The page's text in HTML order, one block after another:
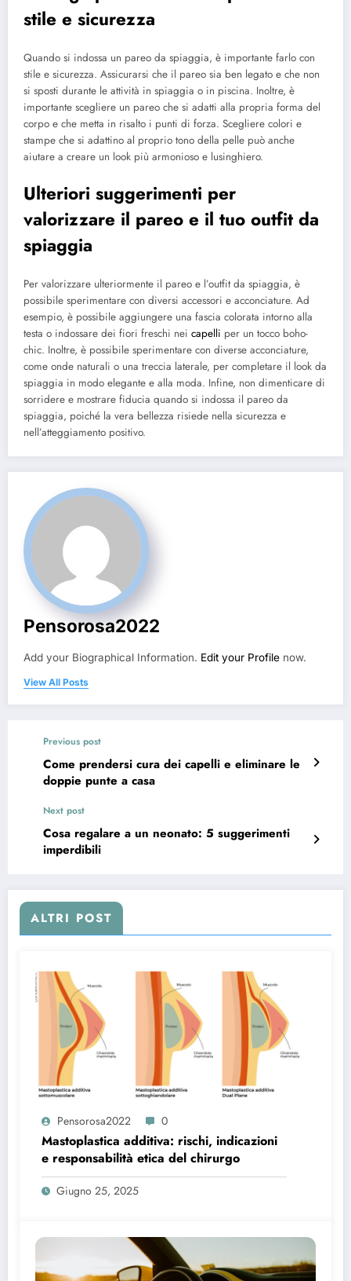
stile e sicurezza
Quando si indossa un pareo da spiaggia, è importante farlo con
stile e sicurezza. Assicurarsi che il pareo sia ben legato e che non
si sposti durante le attività in spiaggia o in piscina. Inoltre, è
importante scegliere un pareo che si adatti alla propria forma del
corpo e che metta in risalto i punti di forza. Scegliere colori e
stampe che si adattino al proprio tono della pelle può anche
aiutare a creare un look più armonioso e lusinghiero.
Ulteriori suggerimenti per
valorizzare il pareo e il tuo outfit da
spiaggia
Per valorizzare ulteriormente il pareo e l’outfit da spiaggia, è
possibile sperimentare con diversi accessori e acconciature. Ad
esempio, è possibile aggiungere una fascia colorata intorno alla
testa o indossare dei fiori freschi nei capelli per un tocco boho-
chic. Inoltre, è possibile sperimentare con diverse acconciature,
come onde naturali o una treccia laterale, per completare il look da
spiaggia in modo elegante e alla moda. Infine, non dimenticare di
sorridere e mostrare fiducia quando si indossa il pareo da
spiaggia, poiché la vera bellezza risiede nella sicurezza e
nell’atteggiamento positivo.
Pensorosa2022
Add your Biographical Information. Edit your Profile now.
View All Posts
Previous post
Come prendersi cura dei capelli e eliminare le
doppie punte a casa
Next post
Cosa regalare a un neonato: 5 suggerimenti
imperdibili
ALTRI POST
Pensorosa2022 0
Mastoplastica additiva: rischi, indicazioni
e responsabilità etica del chirurgo
Giugno 25, 2025